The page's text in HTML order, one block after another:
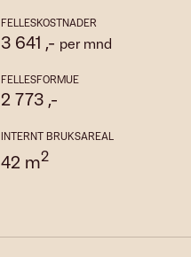
FELLESKOSTNADER
3 641 ,- per mnd
FELLESFORMUE
2 773 ,-
INTERNT BRUKSAREAL
42 m2